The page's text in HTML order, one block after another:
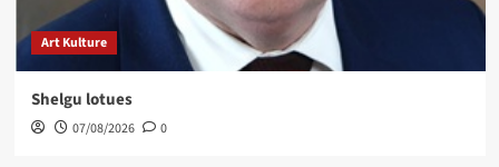
Art Kulture
Shelgu lotues
07/08/2026 0